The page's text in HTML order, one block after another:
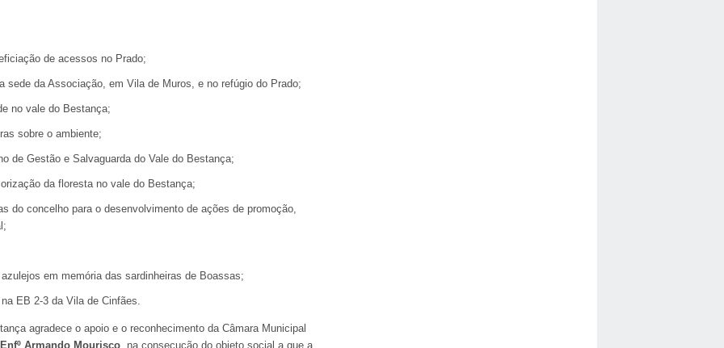
de acessos no Prado;
sede da Associação, em Vila de Muros, e no refúgio do Prado;
no vale do Bestança;
sobre o ambiente;
de Gestão e Salvaguarda do Vale do Bestança;
da floresta no vale do Bestança;
do concelho para o desenvolvimento de ações de promoção,
em memória das sardinheiras de Boassas;
EB 2-3 da Vila de Cinfães.
agradece o apoio e o reconhecimento da Câmara Municipal
Armando Mourisco , na consecução do objeto social a que a